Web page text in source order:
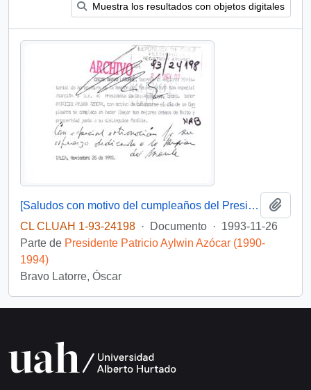
Muestra los resultados con objetos digitales
[Saludos con motivo del cumpleaños del Presidente]
CL CLUAH 1-93-24198 · Documento · 1993-11-26
Parte de Presidente Patricio Aylwin Azócar (1990-
1994)
Bravo Latorre, Óscar